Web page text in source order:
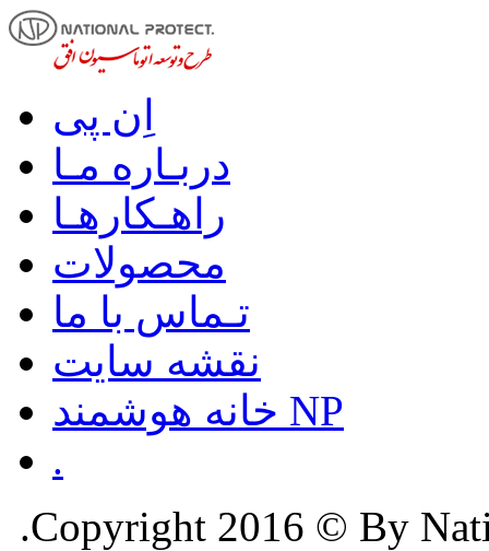
اِن پی
دربـاره مـا
راهـکارهـا
محصولات
تـماس با ما
نقشه سایت
خانه هوشمند NP
.
.Copyright 2016 © By